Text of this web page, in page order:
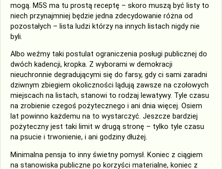
mogą. M5S ma tu prostą receptę – skoro muszą być listy to
niech przynajmniej będzie jedna zdecydowanie różna od
pozostałych – lista ludzi którzy na innych listach nigdy nie
byli.
Albo weźmy taki postulat ograniczenia posługi publicznej do
dwóch kadencji, kropka. Z wyborami w demokracji
nieuchronnie degradującymi się do farsy, gdy ci sami zaradni
dziwnym zbiegiem okoliczności lądują zawsze na czołowych
miejscach na listach, stanowi to rodzaj lewatywy. Tyle czasu
na zrobienie czegoś pożytecznego i ani dnia więcej. Osiem
lat powinno każdemu na to wystarczyć. Jeszcze bardziej
pożyteczny jest taki limit w drugą stronę – tylko tyle czasu
na psucie i trwonienie, i ani godziny dłużej.
Minimalna pensja to inny świetny pomysł. Koniec z ciągiem
na stanowiska publiczne po korzyści materialne, koniec z